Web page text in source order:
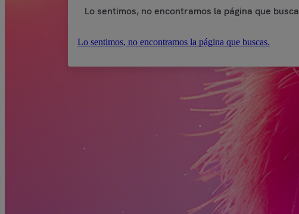
Lo sentimos, no encontramos la página que
Lo sentimos, no encontramos la página que buscas.